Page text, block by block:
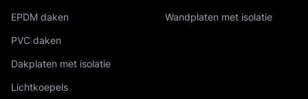
EPDM daken
PVC daken
Dakplaten met isolatie
Lichtkoepels
Wandplaten met isolatie